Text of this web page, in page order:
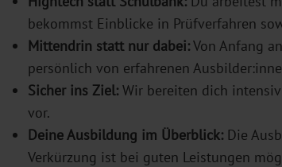
bekommst Einblicke in Prüfverfahren
Mittendrin statt nur dabei:Von Anfang
persönlich von erfahrenen
Sicher ins Ziel: Wir bereiten dich
vor.
Deine Ausbildung im Überblick: Die
Verkürzung ist bei guten Leistungen